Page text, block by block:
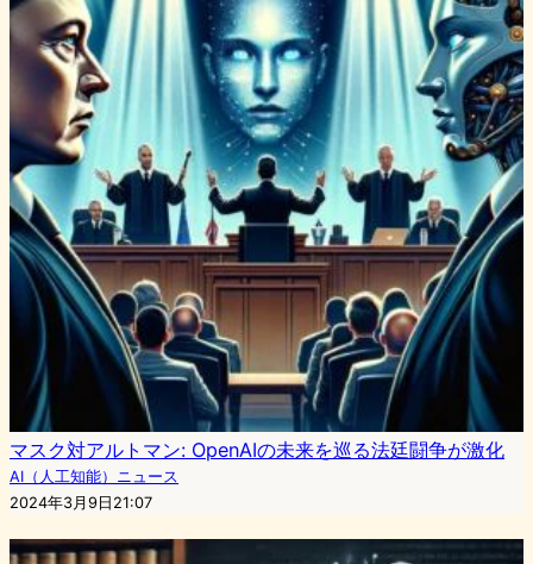
マスク対アルトマン: OpenAIの未来を巡る法廷闘争が激化
AI（人工知能）ニュース
2024年3月9日21:07